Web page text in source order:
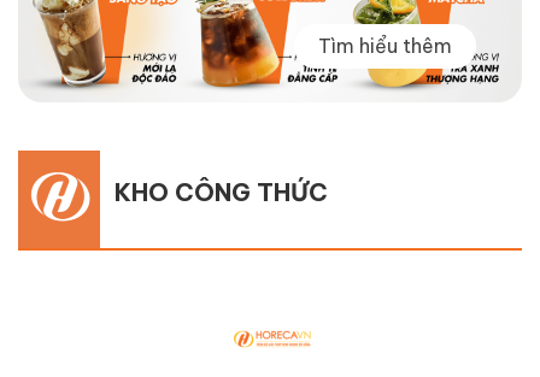
Tìm hiểu thêm
KHO CÔNG THỨC